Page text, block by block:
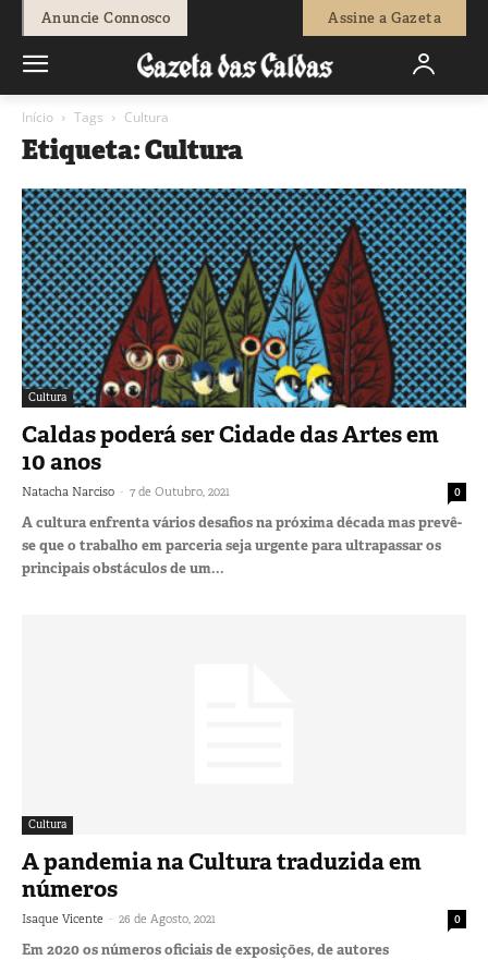
Anuncie Connosco Assine a Gazeta
Início Tags Cultura
Etiqueta: Cultura
Cultura
Caldas poderá ser Cidade das Artes em
10 anos
Natacha Narciso - 7 de Outubro, 2021 0
A cultura enfrenta vários desafios na próxima década mas prevê-
se que o trabalho em parceria seja urgente para ultrapassar os
principais obstáculos de um...
Cultura
A pandemia na Cultura traduzida em
números
Isaque Vicente - 26 de Agosto, 2021 0
Em 2020 os números oficiais de exposições, de autores